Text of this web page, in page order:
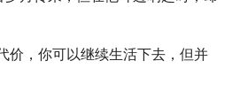
价，你可以继续生活下去，但并